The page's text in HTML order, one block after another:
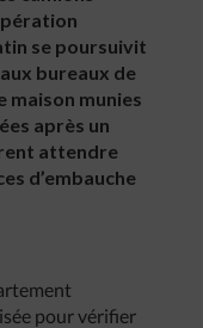
se poursuivit
bureaux de
maison munies
après un
attendre
d’embauche
pour vérifier